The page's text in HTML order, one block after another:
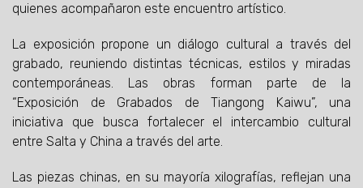
quienes acompañaron este encuentro artístico.
La exposición propone un diálogo cultural a través del
grabado, reuniendo distintas técnicas, estilos y miradas
contemporáneas. Las obras forman parte de la
“Exposición de Grabados de Tiangong Kaiwu”, una
iniciativa que busca fortalecer el intercambio cultural
entre Salta y China a través del arte.
Las piezas chinas, en su mayoría xilografías, reflejan una